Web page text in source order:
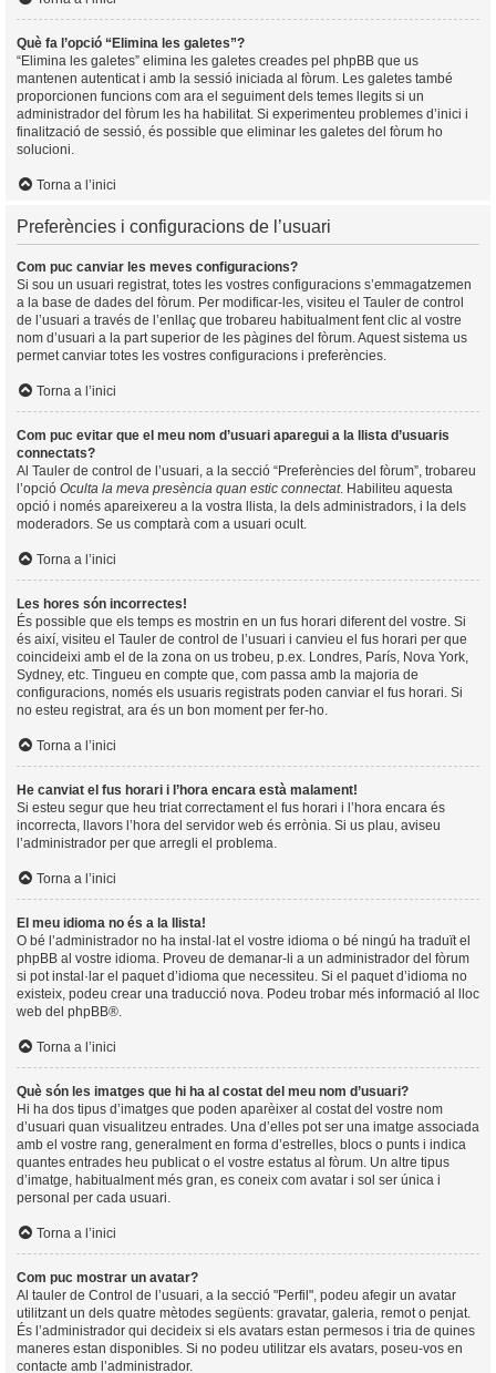
Què fa l’opció “Elimina les galetes”?
“Elimina les galetes” elimina les galetes creades pel phpBB que us
mantenen autenticat i amb la sessió iniciada al fòrum. Les galetes també
proporcionen funcions com ara el seguiment dels temes llegits si un
administrador del fòrum les ha habilitat. Si experimenteu problemes d’inici i
finalització de sessió, és possible que eliminar les galetes del fòrum ho
solucioni.
Torna a l’inici
Preferències i configuracions de l’usuari
Com puc canviar les meves configuracions?
Si sou un usuari registrat, totes les vostres configuracions s’emmagatzemen
a la base de dades del fòrum. Per modificar-les, visiteu el Tauler de control
de l’usuari a través de l’enllaç que trobareu habitualment fent clic al vostre
nom d’usuari a la part superior de les pàgines del fòrum. Aquest sistema us
permet canviar totes les vostres configuracions i preferències.
Torna a l’inici
Com puc evitar que el meu nom d’usuari aparegui a la llista d’usuaris
connectats?
Al Tauler de control de l’usuari, a la secció “Preferències del fòrum”, trobareu
l’opció Oculta la meva presència quan estic connectat. Habiliteu aquesta
opció i només apareixereu a la vostra llista, la dels administradors, i la dels
moderadors. Se us comptarà com a usuari ocult.
Torna a l’inici
Les hores són incorrectes!
És possible que els temps es mostrin en un fus horari diferent del vostre. Si
és així, visiteu el Tauler de control de l’usuari i canvieu el fus horari per que
coincideixi amb el de la zona on us trobeu, p.ex. Londres, París, Nova York,
Sydney, etc. Tingueu en compte que, com passa amb la majoria de
configuracions, només els usuaris registrats poden canviar el fus horari. Si
no esteu registrat, ara és un bon moment per fer-ho.
Torna a l’inici
He canviat el fus horari i l’hora encara està malament!
Si esteu segur que heu triat correctament el fus horari i l’hora encara és
incorrecta, llavors l’hora del servidor web és errònia. Si us plau, aviseu
l’administrador per que arregli el problema.
Torna a l’inici
El meu idioma no és a la llista!
O bé l’administrador no ha instal·lat el vostre idioma o bé ningú ha traduït el
phpBB al vostre idioma. Proveu de demanar-li a un administrador del fòrum
si pot instal·lar el paquet d’idioma que necessiteu. Si el paquet d’idioma no
existeix, podeu crear una traducció nova. Podeu trobar més informació al lloc
web del phpBB®.
Torna a l’inici
Què són les imatges que hi ha al costat del meu nom d’usuari?
Hi ha dos tipus d’imatges que poden aparèixer al costat del vostre nom
d’usuari quan visualitzeu entrades. Una d’elles pot ser una imatge associada
amb el vostre rang, generalment en forma d’estrelles, blocs o punts i indica
quantes entrades heu publicat o el vostre estatus al fòrum. Un altre tipus
d’imatge, habitualment més gran, es coneix com avatar i sol ser única i
personal per cada usuari.
Torna a l’inici
Com puc mostrar un avatar?
Al tauler de Control de l’usuari, a la secció "Perfil", podeu afegir un avatar
utilitzant un dels quatre mètodes següents: gravatar, galeria, remot o penjat.
És l’administrador qui decideix si els avatars estan permesos i tria de quines
maneres estan disponibles. Si no podeu utilitzar els avatars, poseu-vos en
contacte amb l’administrador.